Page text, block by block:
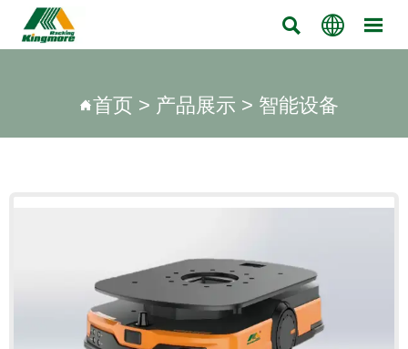
  
首页 > 产品展示 > 智能设备